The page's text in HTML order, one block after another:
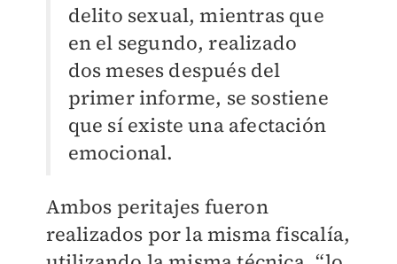
delito sexual, mientras que
en el segundo, realizado
dos meses después del
primer informe, se sostiene
que sí existe una afectación
emocional.
Ambos peritajes fueron
realizados por la misma fiscalía,